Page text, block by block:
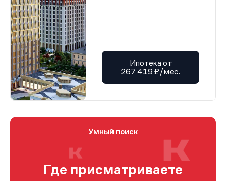
Ипотека от
267 419 ₽/мес.
Умный поиск
Где присматриваете